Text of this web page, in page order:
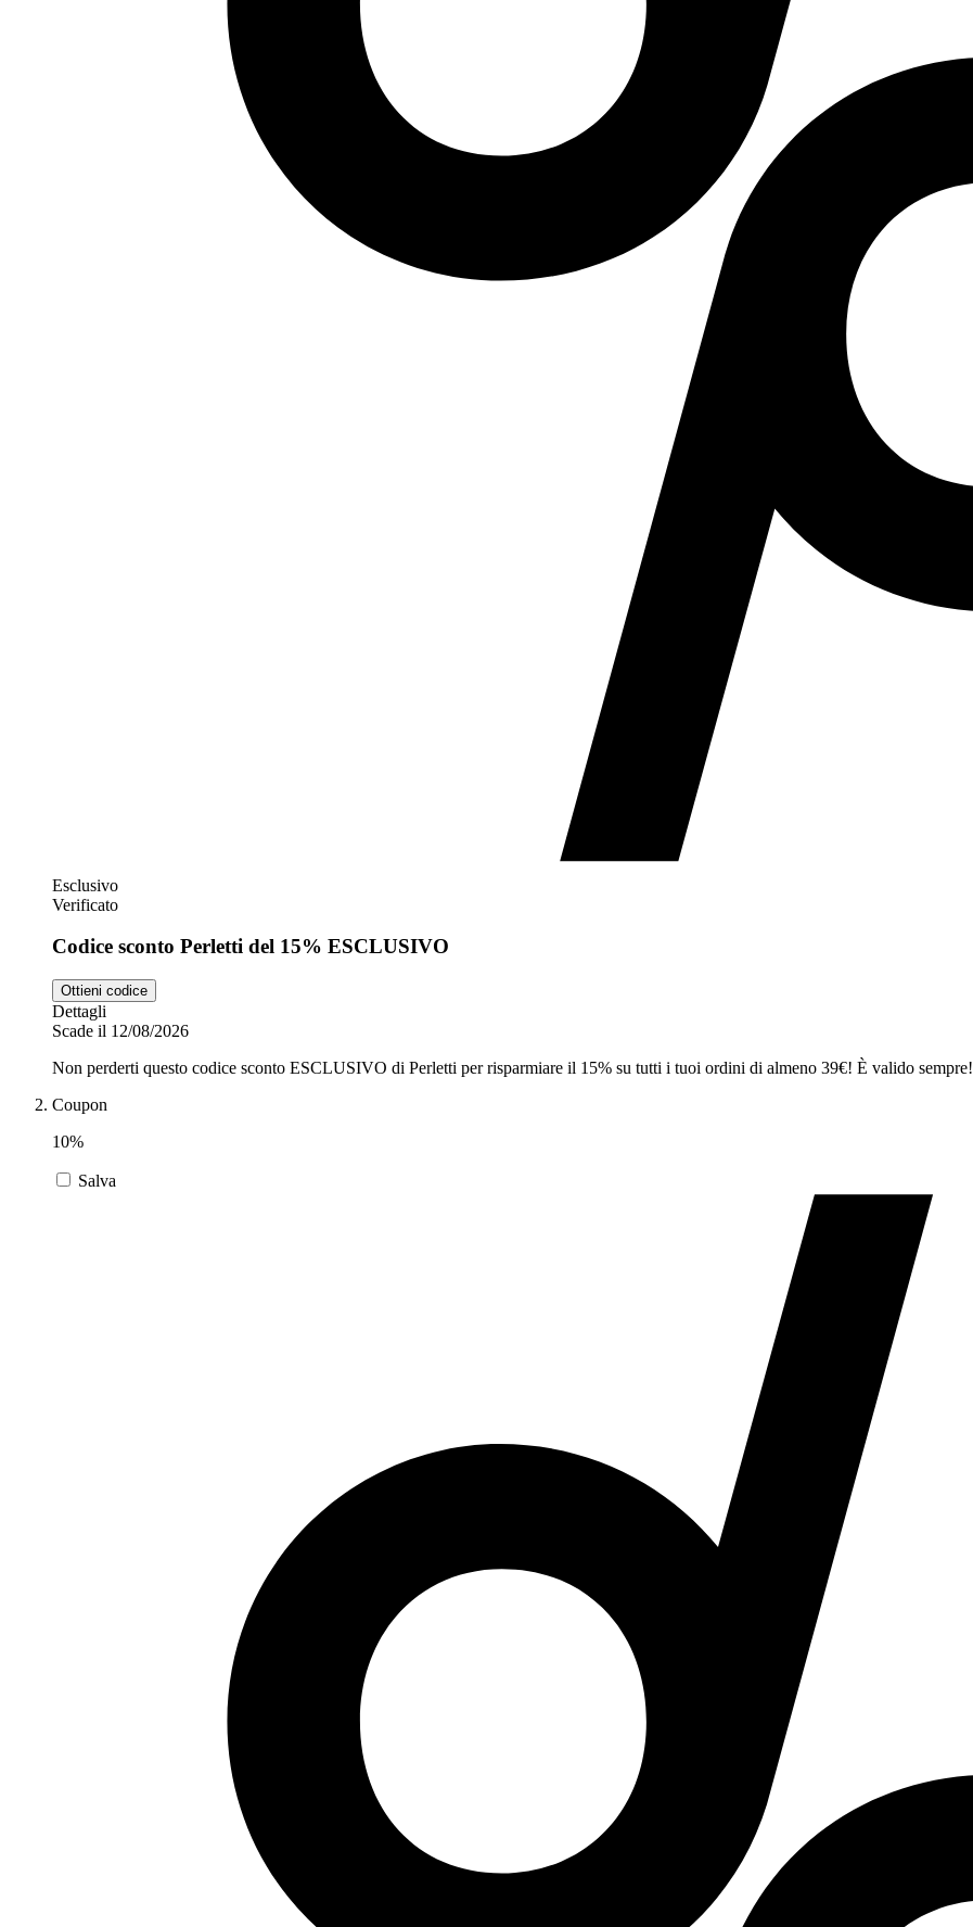
Esclusivo
Verificato
Codice sconto Perletti del 15% ESCLUSIVO
Ottieni codice
Dettagli
Scade il 12/08/2026
Non perderti questo codice sconto ESCLUSIVO di Perletti per risparmiare il 15% su tutti i tuoi ordini di almeno 39€! È valido sempre!
Coupon
10%
Salva